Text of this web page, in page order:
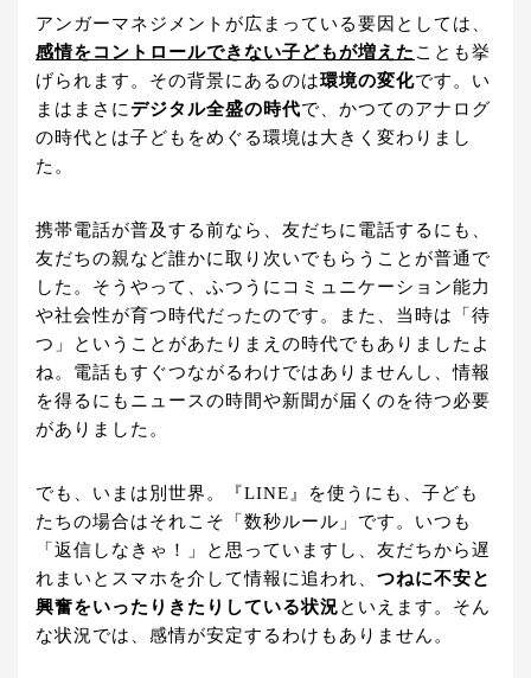
アンガーマネジメントが広まっている要因としては、
感情をコントロールできない子どもが増えた ことも挙
げられます。その背景にあるのは環境の変化です。い
まはまさにデジタル全盛の時代で、かつてのアナログ
の時代とは子どもをめぐる環境は大きく変わりまし
た。
携帯電話が普及する前なら、友だちに電話するにも、
友だちの親など誰かに取り次いでもらうことが普通で
した。そうやって、ふつうにコミュニケーション能力
や社会性が育つ時代だったのです。また、当時は「待
つ」ということがあたりまえの時代でもありましたよ
ね。電話もすぐつながるわけではありませんし、情報
を得るにもニュースの時間や新聞が届くのを待つ必要
がありました。
でも、いまは別世界。『LINE』を使うにも、子ども
たちの場合はそれこそ「数秒ルール」です。いつも
「返信しなきゃ！」と思っていますし、友だちから遅
れまいとスマホを介して情報に追われ、 つねに不安と
興奮をいったりきたりしている状況といえます。そん
な状況では、感情が安定するわけもありません。